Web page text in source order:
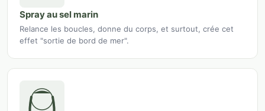
Spray au sel marin
Relance les boucles, donne du corps, et surtout, crée cet
effet "sortie de bord de mer".